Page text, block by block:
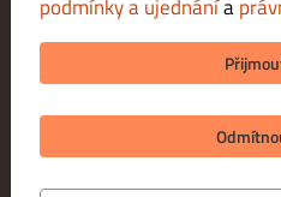
Právní upozornění
METODY PLATBY PŘI DORUČENÍ
METODY PLATBY PŘI VYZVEDNUTÍ
podmínky a ujednánía